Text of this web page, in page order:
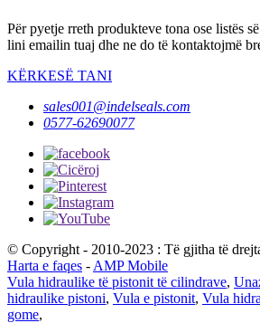
Për pyetje rreth produkteve tona ose listës
lini emailin tuaj dhe ne do të kontaktojmë
KËRKESË TANI
sales001@indelseals.com
0577-62690077
© Copyright - 2010-2023 : Të gjitha të
Harta e faqes - AMP Mobile
Vula hidraulike të pistonit të cilindrave,
hidraulike pistoni, Vula e pistonit, Vula
gome,